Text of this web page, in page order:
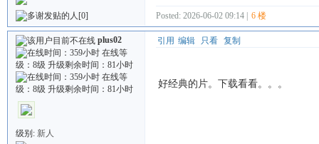
[0] Posted: 2026-06-02 09:14 | 6 楼
plus02
级别: 新人
引用 编辑 只看 复制
好经典的片。下载看看。。。